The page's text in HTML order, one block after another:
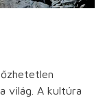
világ. A kultúra